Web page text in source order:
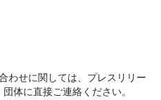
わせに関しては、プレスリリー
体に直接ご連絡ください。